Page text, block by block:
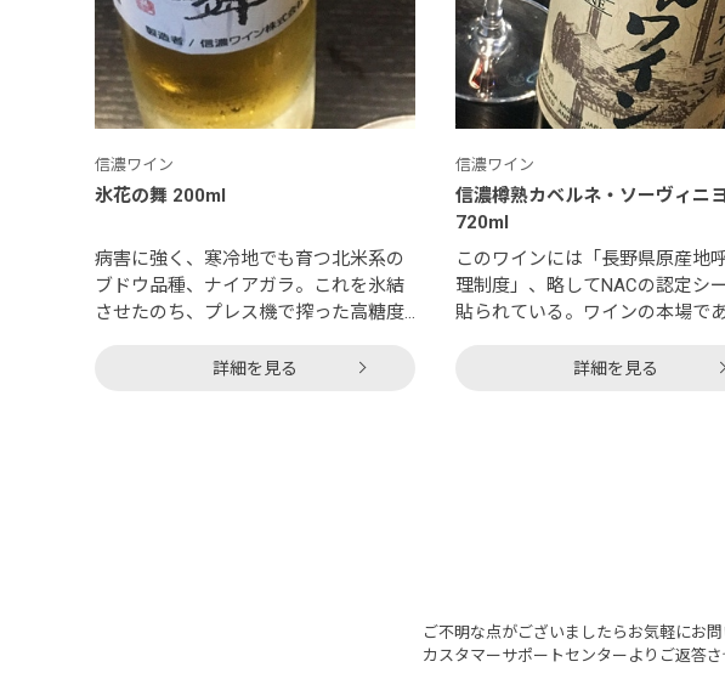
信濃ワイン
氷花の舞 200ml
病害に強く、寒冷地でも育つ北米系の
ブドウ品種、ナイアガラ。これを氷結
させたのち、プレス機で搾った高糖度
色合いは深みのある黄金色。ファンタ
詳細を見る
信濃ワイン
信濃樽熟カベルネ・ソーヴィニ
720ml
このワインには「長野県原産地
理制度」、略してNACの認定シ
貼られている。ワインの本場で
原料ブドウの栽培地や最低糖度な
みがしっかり効いており、カベ
しい骨格が感じられる。噛めば
詳細を見る
ご不明な点がございましたらお気軽にお問
カスタマーサポートセンターよりご返答さ